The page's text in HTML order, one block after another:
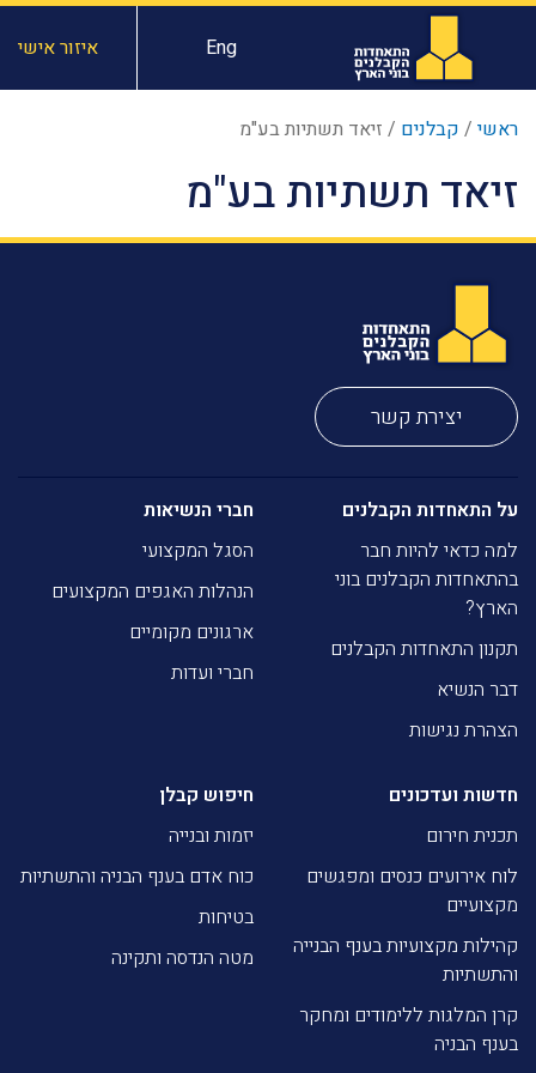
Eng איזור אישי
ראשי / קבלנים / זיאד תשתיות בע"מ
זיאד תשתיות בע"מ
יצירת קשר
על התאחדות הקבלנים
למה כדאי להיות חבר
בהתאחדות הקבלנים בוני
הארץ?
תקנון התאחדות הקבלנים
דבר הנשיא
הצהרת נגישות
חברי הנשיאות
הסגל המקצועי
הנהלות האגפים המקצועים
ארגונים מקומיים
חברי ועדות
חדשות ועדכונים
תכנית חירום
לוח אירועים כנסים ומפגשים
מקצועיים
קהילות מקצועיות בענף הבנייה
והתשתיות
קרן המלגות ללימודים ומחקר
בענף הבניה
חיפוש קבלן
יזמות ובנייה
כוח אדם בענף הבניה והתשתיות
בטיחות
מטה הנדסה ותקינה